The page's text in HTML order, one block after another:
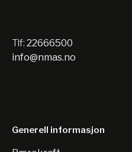
Tlf: 22666500
info@nmas.no
Generell informasjon